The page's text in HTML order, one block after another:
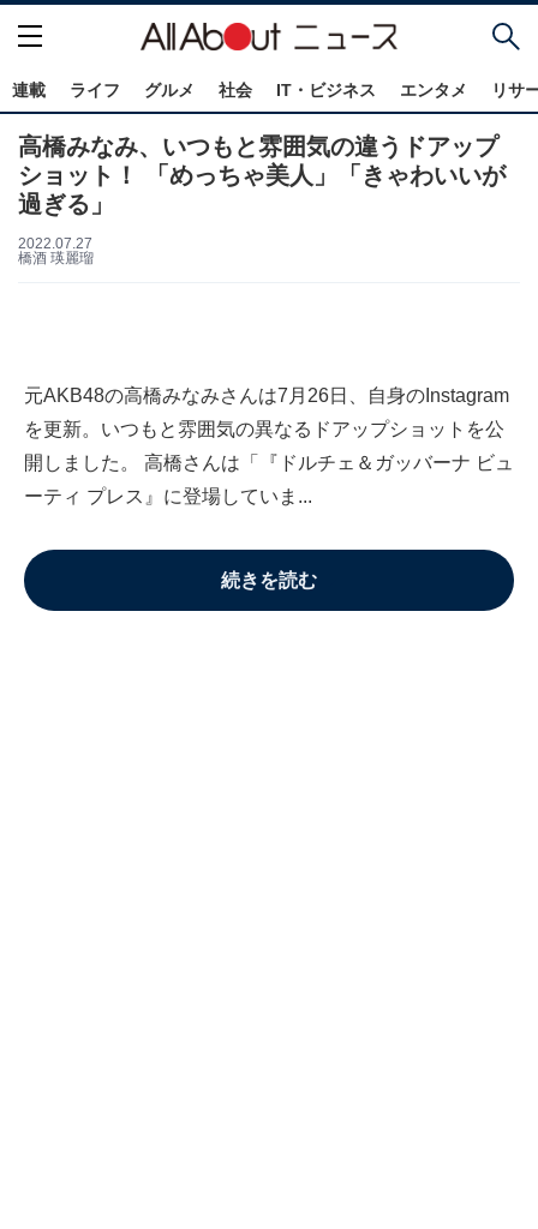
連載 ライフ グルメ 社会 IT・ビジネス エンタメ リサ
高橋みなみ、いつもと雰囲気の違うドアップ
ショット！ 「めっちゃ美人」「きゃわいいが
過ぎる」
2022.07.27
橋酒 瑛麗瑠
元AKB48の高橋みなみさんは7月26日、自身のInstagram
を更新。いつもと雰囲気の異なるドアップショットを公
開しました。 高橋さんは「『ドルチェ＆ガッバーナ ビュ
ーティ プレス』に登場していま...
続きを読む